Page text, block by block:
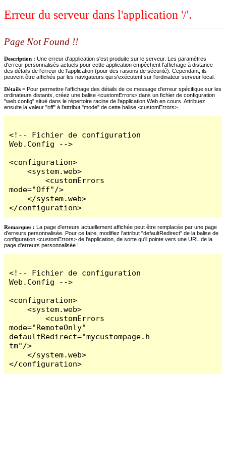
Erreur du serveur dans l'application '/'.
Page Not Found !!
Description : Une erreur d'application s'est produite sur le serveur. Les paramètres
d'erreur personnalisés actuels pour cette application empêchent l'affichage à distance
des détails de l'erreur de l'application (pour des raisons de sécurité). Cependant, ils
peuvent être affichés par les navigateurs qui s'exécutent sur l'ordinateur serveur local.
Détails = Pour permettre l'affichage des détails de ce message d'erreur spécifique sur les
ordinateurs distants, créez une balise <customErrors> dans un fichier de configuration
"web.config" situé dans le répertoire racine de l'application Web en cours. Attribuez
ensuite la valeur "off" à l'attribut "mode" de cette balise <customErrors>.
<!-- Fichier de configuration
Web.Config -->
<configuration>
    <system.web>
        <customErrors
mode="Off"/>
    </system.web>
</configuration>
Remarques : La page d'erreurs actuellement affichée peut être remplacée par une page
d'erreurs personnalisée. Pour ce faire, modifiez l'attribut "defaultRedirect" de la balise de
configuration <customErrors> de l'application, de sorte qu'il pointe vers une URL de la
page d'erreurs personnalisée !
<!-- Fichier de configuration
Web.Config -->
<configuration>
    <system.web>
        <customErrors
mode="RemoteOnly"
defaultRedirect="mycustompage.h
tm"/>
    </system.web>
</configuration>